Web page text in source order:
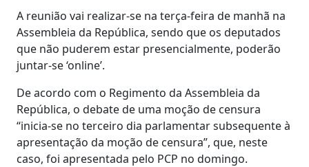
A reunião vai realizar-se na terça-feira de manhã na
Assembleia da República, sendo que os deputados
que não puderem estar presencialmente, poderão
juntar-se ‘online’.
De acordo com o Regimento da Assembleia da
República, o debate de uma moção de censura
“inicia-se no terceiro dia parlamentar subsequente à
apresentação da moção de censura”, que, neste
caso, foi apresentada pelo PCP no domingo.